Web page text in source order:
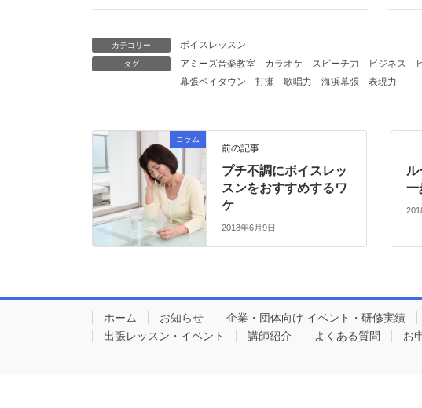
カテゴリー ボイスレッスン
タグ アミーズ音楽教室 カラオケ スピーチ力 ビジネス
幕張ベイタウン
打瀬 歌唱力 海浜幕張 表現力
コラム
前の記事
プチ不調にボイスレッ
スンをおすすめするワ
ケ
2018年6月9日
ル
一
ホーム お知らせ 企業・団体向け イベント・研修実績
出張レッスン・イベント
講師紹介 よくある質問 お